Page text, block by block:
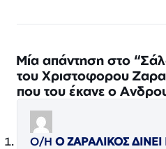
Μία απάντηση στο
του Χριστοφορου
που του έκανε ο
Ο/Η Ο ΖΑΡΑΛΙΚΟΣ ΔΙΝΕΙ